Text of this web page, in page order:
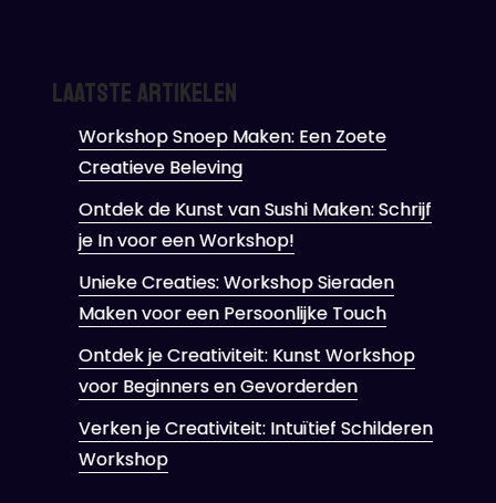
Laatste artikelen
Workshop Snoep Maken: Een Zoete
Creatieve Beleving
Ontdek de Kunst van Sushi Maken: Schrijf
je In voor een Workshop!
Unieke Creaties: Workshop Sieraden
Maken voor een Persoonlijke Touch
Ontdek je Creativiteit: Kunst Workshop
voor Beginners en Gevorderden
Verken je Creativiteit: Intuïtief Schilderen
Workshop